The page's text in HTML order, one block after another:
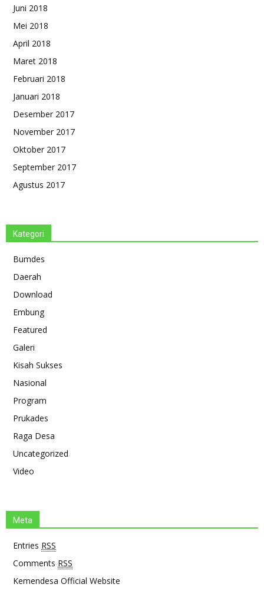
Juni 2018
Mei 2018
April 2018
Maret 2018
Februari 2018
Januari 2018
Desember 2017
November 2017
Oktober 2017
September 2017
Agustus 2017
Kategori
Bumdes
Daerah
Download
Embung
Featured
Galeri
Kisah Sukses
Nasional
Program
Prukades
Raga Desa
Uncategorized
Video
Meta
Entries RSS
Comments RSS
Kemendesa Official Website